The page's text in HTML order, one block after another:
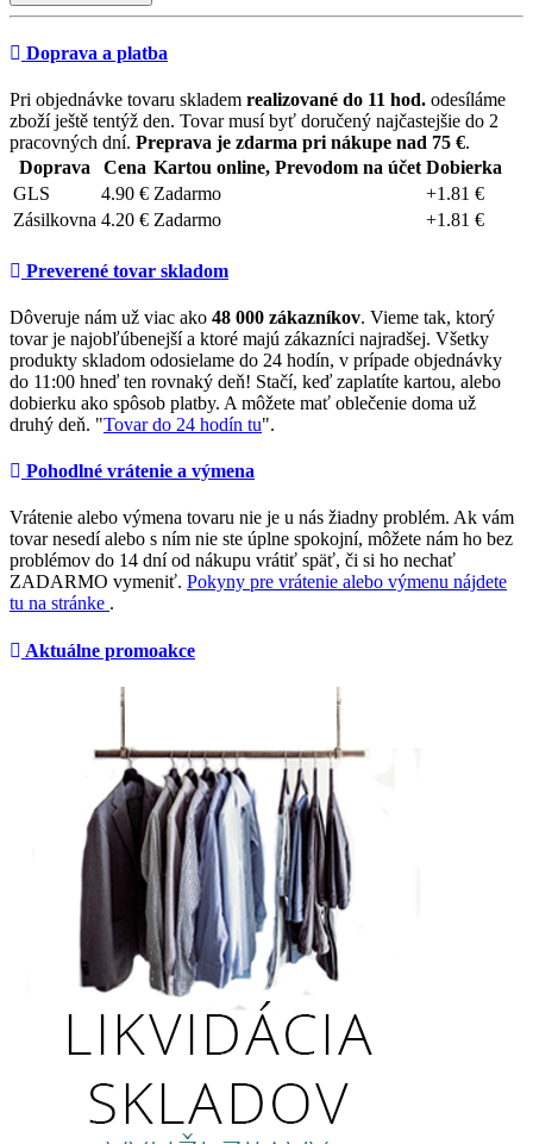
Doprava a platba
Pri objednávke tovaru skladem realizované do 11 hod. odesíláme
zboží ještě tentýž den. Tovar musí byť doručený najčastejšie do 2
pracovných dní. Preprava je zdarma pri nákupe nad 75 €.
Doprava
Cena Kartou online, Prevodom na účet Dobierka
GLS
4.90 € Zadarmo
+1.81 €
Zásilkovna 4.20 € Zadarmo +1.81 €
Preverené tovar skladom
Dôveruje nám už viac ako 48 000 zákazníkov. Vieme tak, ktorý
tovar je najobľúbenejší a ktoré majú zákazníci najradšej. Všetky
produkty skladom odosielame do 24 hodín, v prípade objednávky
do 11:00 hneď ten rovnaký deň! Stačí, keď zaplatíte kartou, alebo
dobierku ako spôsob platby. A môžete mať oblečenie doma už
druhý deň. "Tovar do 24 hodín tu".
Pohodlné vrátenie a výmena
Vrátenie alebo výmena tovaru nie je u nás žiadny problém. Ak vám
tovar nesedí alebo s ním nie ste úplne spokojní, môžete nám ho bez
problémov do 14 dní od nákupu vrátiť späť, či si ho nechať
ZADARMO vymeniť. Pokyny pre vrátenie alebo výmenu nájdete
tu na stránke .
Aktuálne promoakce